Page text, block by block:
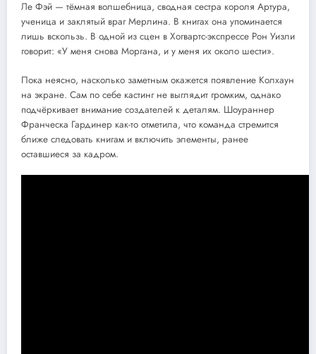
Ле Фэй — тёмная волшебница, сводная сестра короля Артура,
ученица и заклятый враг Мерлина. В книгах она упоминается
лишь вскользь. В одной из сцен в Хогвартс-экспрессе Рон Уизли
говорит: «У меня снова Моргана, и у меня их около шести».
Пока неясно, насколько заметным окажется появление Колхаун
на экране. Сам по себе кастинг не выглядит громким, однако
подчёркивает внимание создателей к деталям. Шоураннер
Франческа Гардинер как-то отметила, что команда стремится
ближе следовать книгам и включить элементы, ранее
оставшиеся за кадром.